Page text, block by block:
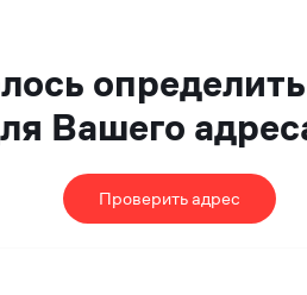
Вашего
Проверить адрес